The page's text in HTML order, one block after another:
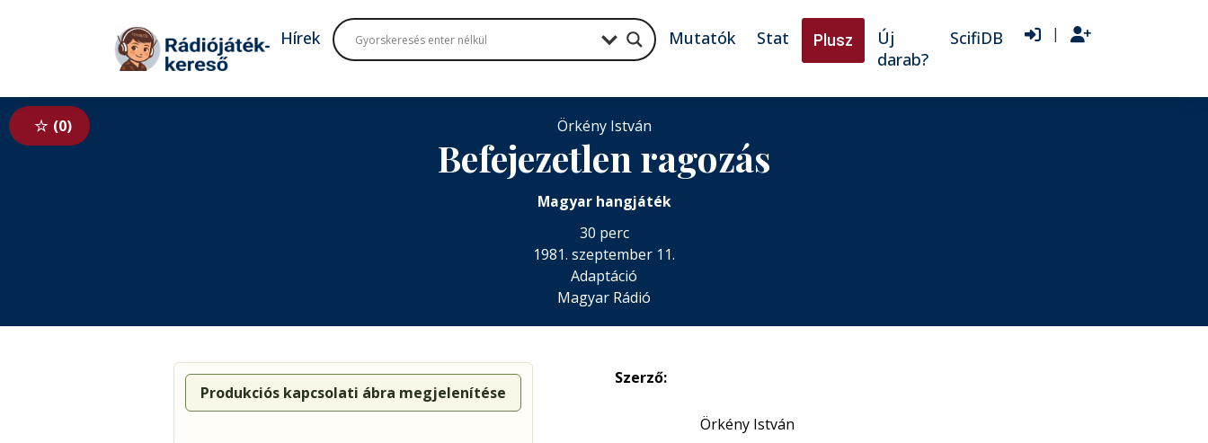
Tovább a tartalomhoz
Hírek Mutatók Stat Plusz
Új
darab?
ScifiDB |
0 Örkény István
Befejezetlen ragozás
Magyar hangjáték
30 perc
1981. szeptember 11.
Adaptáció
Magyar Rádió
Produkciós kapcsolati ábra megjelenítése
Szerző:
Örkény István